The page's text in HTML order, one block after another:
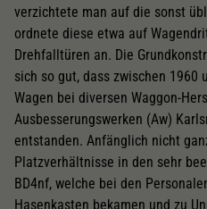
verzichtete man auf die sonst
ordnete diese etwa auf
Drehfalltüren an. Die
sich so gut, dass zwischen 1960
Wagen bei diversen Waggon-
Ausbesserungswerken (Aw)
entstanden. Anfänglich nicht
Platzverhältnisse in den sehr
BD4nf, welche bei den
Hasenkasten bekamen und zu